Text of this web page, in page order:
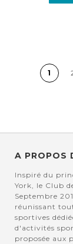
1
A PROPOS
Inspiré du
York, le Club
Septembre
réunissant
sportives
d'activités
proposée aux